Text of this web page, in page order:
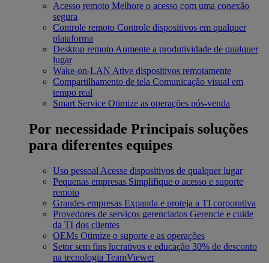
Acesso remoto Melhore o acesso com uma conexão
segura
Controle remoto Controle dispositivos em qualquer
plataforma
Desktop remoto Aumente a produtividade de qualquer
lugar
Wake-on-LAN Ative dispositivos remotamente
Compartilhamento de tela Comunicação visual em
tempo real
Smart Service Otimize as operações pós-venda
Por necessidade Principais soluções
para diferentes equipes
Uso pessoal Acesse dispositivos de qualquer lugar
Pequenas empresas Simplifique o acesso e suporte
remoto
Grandes empresas Expanda e proteja a TI corporativa
Provedores de serviços gerenciados Gerencie e cuide
da TI dos clientes
OEMs Otimize o suporte e as operações
Setor sem fins lucrativos e educação 30% de desconto
na tecnologia TeamViewer